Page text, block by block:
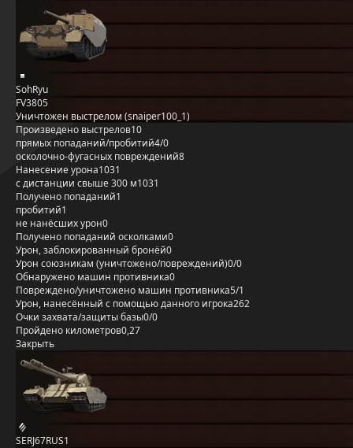
SohRyu
FV3805
Уничтожен выстрелом (snaiper100_1)
Произведено выстрелов10
прямых попаданий/пробитий4/0
осколочно-фугасных повреждений8
Нанесение урона1031
с дистанции свыше 300 м1031
Получено попаданий1
пробитий1
не нанёсших урон0
Получено попаданий осколками0
Урон, заблокированный бронёй0
Урон союзникам (уничтожено/повреждений)0/0
Обнаружено машин противника0
Повреждено/уничтожено машин противника5/1
Урон, нанесённый с помощью данного игрока262
Очки захвата/защиты базы0/0
Пройдено километров0,27
Закрыть
SERJ67RUS1